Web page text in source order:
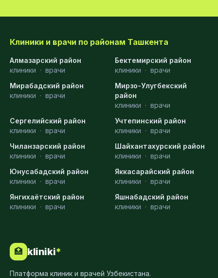
Клиники и врачи по районам Ташкента
Алмазарский район
клиники · врачи
Бектемирский район
клиники · врачи
Мирабадский район
клиники · врачи
Мирзо-Улугбекский
район
клиники · врачи
Сергелийский район
клиники · врачи
Учтепинский район
клиники · врачи
Чиланзарский район
клиники · врачи
Шайхантахурский район
клиники · врачи
Юнусабадский район
клиники · врачи
Яккасарайский район
клиники · врачи
Янгихаётский район
клиники · врачи
Яшнабадский район
клиники · врачи
🏥 kliniki*
Платформа клиник и врачей Узбекистана.